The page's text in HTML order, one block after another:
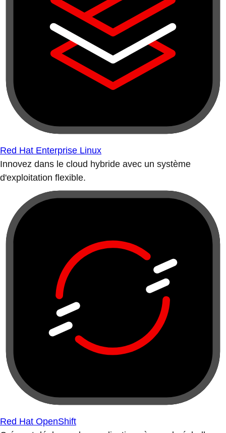
Red Hat Enterprise Linux
Innovez dans le cloud hybride avec un système
d'exploitation flexible.
Red Hat OpenShift